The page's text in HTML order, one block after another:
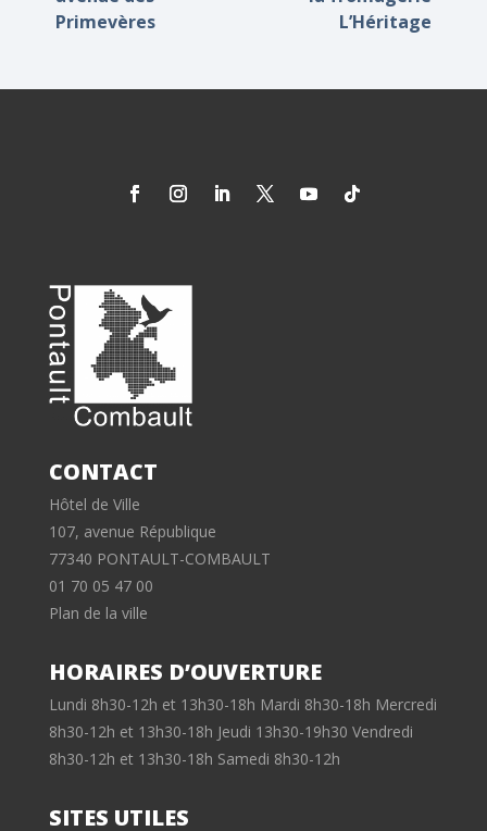
Primevères
L’Héritage
CONTACT
Hôtel de Ville
107, avenue République
77340 PONTAULT-COMBAULT
01 70 05 47 00
Plan de la ville
HORAIRES D’OUVERTURE
Lundi 8h30-12h et 13h30-18h Mardi 8h30-18h Mercredi
8h30-12h et 13h30-18h Jeudi 13h30-19h30 Vendredi
8h30-12h et 13h30-18h Samedi 8h30-12h
SITES UTILES